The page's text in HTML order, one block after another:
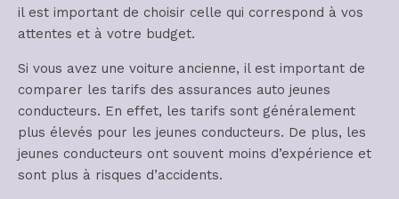
il est important de choisir celle qui correspond à vos
attentes et à votre budget.
Si vous avez une voiture ancienne, il est important de
comparer les tarifs des assurances auto jeunes
conducteurs. En effet, les tarifs sont généralement
plus élevés pour les jeunes conducteurs. De plus, les
jeunes conducteurs ont souvent moins d’expérience et
sont plus à risques d’accidents.